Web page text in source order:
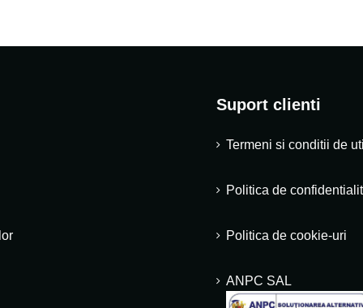
Suport clienti
Termeni si conditii de
Politica de
Politica de cookie-uri
ANPC SAL